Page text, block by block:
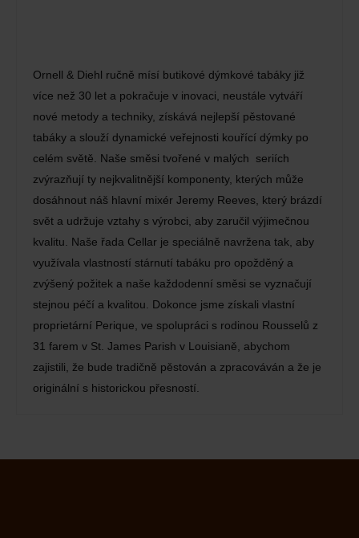
Ornell & Diehl ručně mísí butikové dýmkové tabáky již
více než 30 let a pokračuje v inovaci, neustále vytváří
nové metody a techniky, získává nejlepší pěstované
tabáky a slouží dynamické veřejnosti kouřící dýmky po
celém světě. Naše směsi tvořené v malých seriích
zvýrazňují ty nejkvalitnější komponenty, kterých může
dosáhnout náš hlavní mixér Jeremy Reeves, který brázdí
svět a udržuje vztahy s výrobci, aby zaručil výjimečnou
kvalitu. Naše řada Cellar je speciálně navržena tak, aby
využívala vlastností stárnutí tabáku pro opožděný a
zvýšený požitek a naše každodenní směsi se vyznačují
stejnou péčí a kvalitou. Dokonce jsme získali vlastní
proprietární Perique, ve spolupráci s rodinou Rousselů z
31 farem v St. James Parish v Louisianě, abychom
zajistili, že bude tradičně pěstován a zpracováván a že je
originální s historickou přesností.